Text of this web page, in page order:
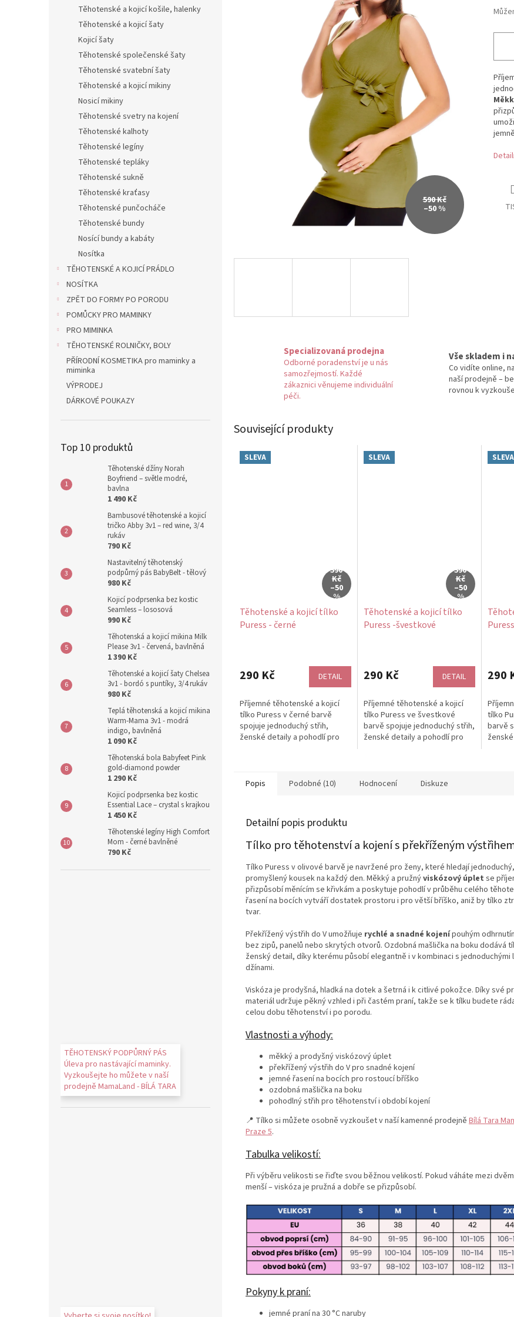
Těhotenské a kojicí košile, halenky
Těhotenské a kojicí šaty
Kojicí šaty
Těhotenské společenské šaty
Těhotenské svatební šaty
Těhotenské a kojicí mikiny
Nosicí mikiny
Těhotenské svetry na kojení
Těhotenské kalhoty
Těhotenské legíny
Těhotenské tepláky
Těhotenské sukně
Těhotenské kraťasy
Těhotenské punčocháče
Těhotenské bundy
Nosící bundy a kabáty
Nosítka
TĚHOTENSKÉ A KOJICÍ PRÁDLO
NOSÍTKA
ZPĚT DO FORMY PO PORODU
POMŮCKY PRO MAMINKY
PRO MIMINKA
TĚHOTENSKÉ ROLNIČKY, BOLY
PŘÍRODNÍ KOSMETIKA pro maminky a
miminka
VÝPRODEJ
DÁRKOVÉ POUKAZY
Top 10 produktů
Těhotenské džíny Norah
Boyfriend – světle modré,
bavlna
1 490 Kč
Bambusové těhotenské a kojicí
tričko Abby 3v1 – red wine, 3/4
rukáv
790 Kč
Nastavitelný těhotenský
podpůrný pás BabyBelt - tělový
980 Kč
Kojicí podprsenka bez kostic
Seamless – lososová
990 Kč
Těhotenská a kojicí mikina Milk
Please 3v1 - červená, bavlněná
1 390 Kč
Těhotenské a kojicí šaty Chelsea
3v1 - bordó s puntíky, 3/4 rukáv
980 Kč
Teplá těhotenská a kojicí mikina
Warm-Mama 3v1 - modrá
indigo, bavlněná
1 090 Kč
Těhotenská bola Babyfeet Pink
gold-diamond powder
1 290 Kč
Kojicí podprsenka bez kostic
Essential Lace – crystal s krajkou
1 450 Kč
Těhotenské legíny High Comfort
Mom - černé bavlněné
790 Kč
TĚHOTENSKÝ PODPŮRNÝ PÁS
Úleva pro nastávající maminky.
Vyzkoušejte ho můžete v naší
prodejně MamaLand - BÍLÁ TARA
590 Kč
–50 %
Specializovaná prodejna
Odborné poradenství je u nás
samozřejmostí. Každé
zákaznici věnujeme individuální
péči.
Vše skladem i
Co vidíte online,
naší prodejně –
rovnou k
Související produkty
SLEVA
590
Kč
–50
%
Těhotenské a kojicí tílko
Puress - černé
290 Kč DETAIL
Příjemné těhotenské a kojicí
tílko Puress v černé barvě
spojuje jednoduchý střih,
ženské detaily a pohodlí pro
SLEVA
590
Kč
–50
%
Těhotenské a kojicí tílko
Puress -švestkové
produktu
z
5
hvězdiček.
290 Kč DETAIL
Příjemné těhotenské a kojicí
tílko Puress ve švestkové
barvě spojuje jednoduchý střih,
ženské detaily a pohodlí pro
SLEVA
z
5
290
tílko
barvě
Popis Podobné (10) Hodnocení Diskuze
Detailní popis produktu
Tílko pro těhotenství a kojení s překříženým
Tílko Puress v olivové barvě je navržené pro ženy, které hledají
promyšlený kousek na každý den. Měkký a pružnýviskózový úplet se
přizpůsobí měnícím se křivkám a poskytuje pohodlí v průběhu celého
řasení na bocích vytváří dostatek prostoru i pro větší bříško, aniž by tílko
tvar.
Překřížený výstřih do V umožňuje rychlé a snadné kojenípouhým
bez zipů, panelů nebo skrytých otvorů. Ozdobná mašlička na boku dodává
ženský detail, díky kterému působí elegantně i v kombinaci s jednoduchými
džínami.
Viskóza je prodyšná, hladká na dotek a šetrná i k citlivé pokožce. Díky své
materiál udržuje pěkný vzhled i při častém praní, takže se k tílku budete
celou dobu těhotenství i po porodu.
Vlastnosti a výhody:
měkký a prodyšný viskózový úplet
překřížený výstřih do V pro snadné kojení
jemné řasení na bocích pro rostoucí bříško
ozdobná mašlička na boku
pohodlný střih pro těhotenství i období kojení
📍 Tílko si můžete osobně vyzkoušet v naší kamenné prodejně Bílá Tara
Praze 5.
Tabulka velikostí:
Při výběru velikosti se řiďte svou běžnou velikostí. Pokud váháte mezi
menší – viskóza je pružná a dobře se přizpůsobí.
Pokyny k praní:
jemné praní na 30 °C naruby